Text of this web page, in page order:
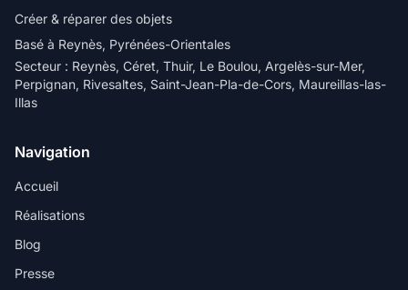
Créer & réparer des objets
Basé à Reynès, Pyrénées-Orientales
Secteur : Reynès, Céret, Thuir, Le Boulou, Argelès-sur-Mer,
Perpignan, Rivesaltes, Saint-Jean-Pla-de-Cors, Maureillas-las-
Illas
Navigation
Accueil
Réalisations
Blog
Presse